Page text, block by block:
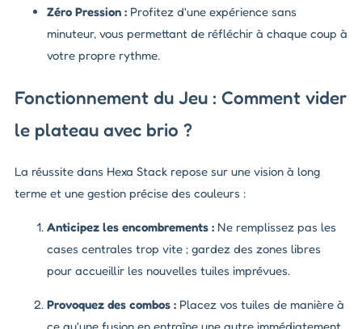
Zéro Pression : Profitez d'une expérience sans
minuteur, vous permettant de réfléchir à chaque coup à
votre propre rythme.
Fonctionnement du Jeu : Comment vider
le plateau avec brio ?
La réussite dans Hexa Stack repose sur une vision à long
terme et une gestion précise des couleurs :
Anticipez les encombrements : Ne remplissez pas les
cases centrales trop vite ; gardez des zones libres
pour accueillir les nouvelles tuiles imprévues.
Provoquez des combos : Placez vos tuiles de manière à